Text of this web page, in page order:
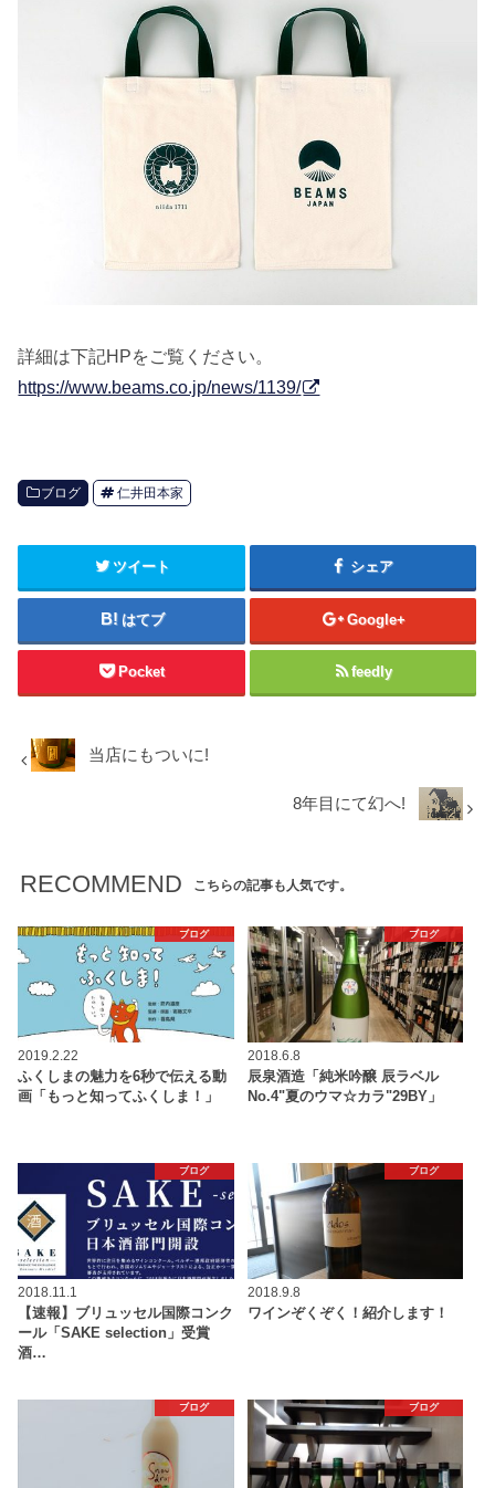
詳細は下記HPをご覧ください。
https://www.beams.co.jp/news/1139/
ブログ 仁井田本家
ツイート シェア
はてブ Google+
Pocket feedly
当店にもついに!
8年目にて幻へ!
RECOMMEND こちらの記事も人気です。
ブログ
2019.2.22
ふくしまの魅力を6秒で伝える動
画「もっと知ってふくしま！」
ブログ
2018.6.8
辰泉酒造「純米吟醸 辰ラベル
No.4"夏のウマ☆カラ"29BY」
ブログ
2018.11.1
【速報】ブリュッセル国際コンク
ール「SAKE selection」受賞
酒…
ブログ
2018.9.8
ワインぞくぞく！紹介します！
ブログ ブログ